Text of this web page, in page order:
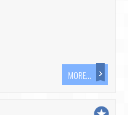
MORE...